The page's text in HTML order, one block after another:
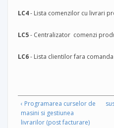
LC4- Lista comenzilor cu livrari
LC5- Centralizator comenzi
LC6- Lista clientilor fara comanda
‹ Programarea curselor de
masini si gestiunea
livrarilor (post facturare)